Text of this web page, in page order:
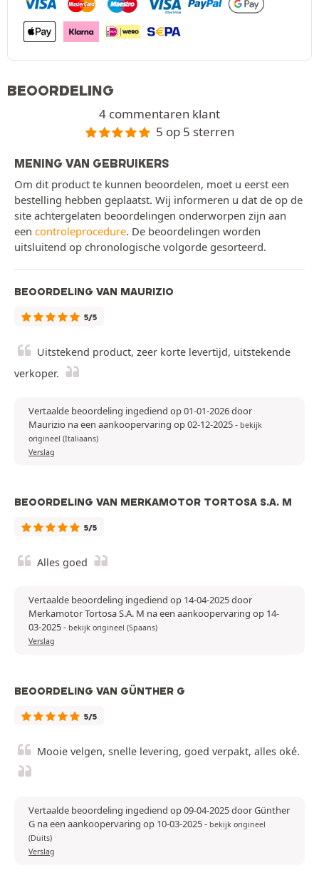
BEOORDELING
4 commentaren klant
5 op 5 sterren
MENING VAN GEBRUIKERS
Om dit product te kunnen beoordelen, moet u eerst een
bestelling hebben geplaatst. Wij informeren u dat de op de
site achtergelaten beoordelingen onderworpen zijn aan
een controleprocedure. De beoordelingen worden
uitsluitend op chronologische volgorde gesorteerd.
BEOORDELING VAN MAURIZIO
5/5
Uitstekend product, zeer korte levertijd, uitstekende
verkoper.
Vertaalde beoordeling ingediend op 01-01-2026 door
Maurizio na een aankoopervaring op 02-12-2025- bekijk
origineel (Italiaans)
Verslag
BEOORDELING VAN MERKAMOTOR TORTOSA S.A. M
5/5
Alles goed
Vertaalde beoordeling ingediend op 14-04-2025 door
Merkamotor Tortosa S.A. M na een aankoopervaring op 14-
03-2025- bekijk origineel (Spaans)
Verslag
BEOORDELING VAN GÜNTHER G
5/5
Mooie velgen, snelle levering, goed verpakt, alles oké.
Vertaalde beoordeling ingediend op 09-04-2025 door Günther
G na een aankoopervaring op 10-03-2025- bekijk origineel
(Duits)
Verslag